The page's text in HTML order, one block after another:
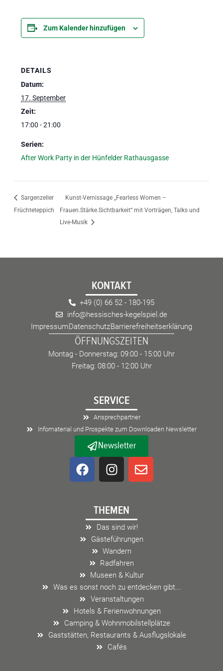
Zum Kalender hinzufügen
DETAILS
Datum:
17. September
Zeit:
17:00 - 21:00
Serien:
After Work Party in der Hünfelder Rathausgasse
Sargenzeller
Früchteteppich
Kunst-Vernissage „Fearless Women –
Frauen.Stärke.Sichtbarkeit“ mit Vorträgen, Talks und
Live-Musik
KONTAKT
+49 (0) 66 52 - 180-195
info@hessisches-kegelspiel.de
ImpressumDatenschutzBarrierefreiheitserklärung
ÖFFNUNGSZEITEN
Montag - Donnerstag: 09:00 - 15:00 Uhr
Freitag: 08:00 - 12:00 Uhr
SERVICE
Ansprechpartner
Infomaterial und Prospekte zum Downloaden Newsletter
Newsletter
F
a
o
o
I
n
a
g
r
a
m
E
n
p
THEMEN
Das sind wir!
Gästeführungen
Wandern
Radfahren
Museen & Kultur
Was es sonst noch zu entdecken gibt...
Veranstaltungen
Hotels & Ferienwohnungen
Camping & Wohnmobilstellplätze
Gaststätten, Restaurants & Ausflugslokale
Cafés